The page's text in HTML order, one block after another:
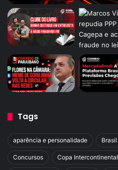
Tags
aparência e personalidade Brasil
Concursos Copa Intercontinental